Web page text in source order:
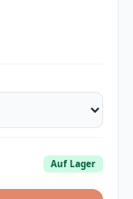
Auf Lager